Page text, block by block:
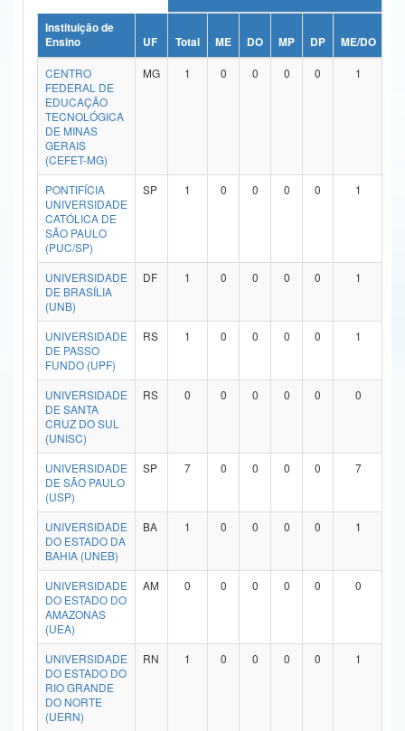
Ministério da Ciência, Tecnologia, Inovações e Comunicações
Ministério do Meio Ambiente
Ministério do Turismo
Ministério do Desenvolvimento Regional
Controladoria-Geral da União
Ministério da Mulher, da Família e dos Direitos Humanos
Secretaria-Geral
Secretaria de Governo
Gabinete de Segurança Institucional
Advocacia-Geral da União
Banco Central do Brasil
Instituição de
Ensino
UF Total ME DO MP DP ME/DO
CENTRO
FEDERAL DE
EDUCAÇÃO
TECNOLÓGICA
DE MINAS
GERAIS
(CEFET-MG)
MG 1 0 0 0 0 1
PONTIFÍCIA
UNIVERSIDADE
CATÓLICA DE
SÃO PAULO
(PUC/SP)
SP 1 0 0 0 0 1
UNIVERSIDADE
DE BRASÍLIA
(UNB)
DF 1 0 0 0 0 1
UNIVERSIDADE
DE PASSO
FUNDO (UPF)
RS 1 0 0 0 0 1
UNIVERSIDADE
DE SANTA
CRUZ DO SUL
(UNISC)
RS 0 0 0 0 0 0
UNIVERSIDADE
DE SÃO PAULO
(USP)
SP 7 0 0 0 0 7
UNIVERSIDADE
DO ESTADO DA
BAHIA (UNEB)
BA 1 0 0 0 0 1
UNIVERSIDADE
DO ESTADO DO
AMAZONAS
(UEA)
AM 0 0 0 0 0 0
UNIVERSIDADE
DO ESTADO DO
RIO GRANDE
DO NORTE
(UERN)
RN 1 0 0 0 0 1